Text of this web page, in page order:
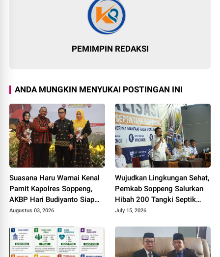
PEMIMPIN REDAKSI
ANDA MUNGKIN MENYUKAI POSTINGAN INI
Suasana Haru Warnai Kenal
Pamit Kapolres Soppeng,
AKBP Hari Budiyanto Siap
Lanjutkan Sinergi untuk
Augustus 03, 2026
Wujudkan Lingkungan Sehat,
Pemkab Soppeng Salurkan
Hibah 200 Tangki Septik
untuk Warga
July 15, 2026